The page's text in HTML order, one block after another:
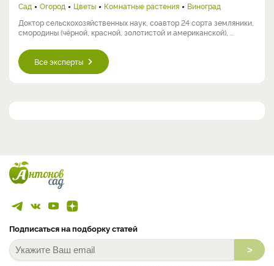
Сад Огород Цветы Комнатные растения
Виноград
Доктор сельскохозяйственных наук, соавтор 24 сорта земляники,
смородины (чёрной, красной, золотистой и американской), ...
Все эксперты
Подписаться на подборку статей
>